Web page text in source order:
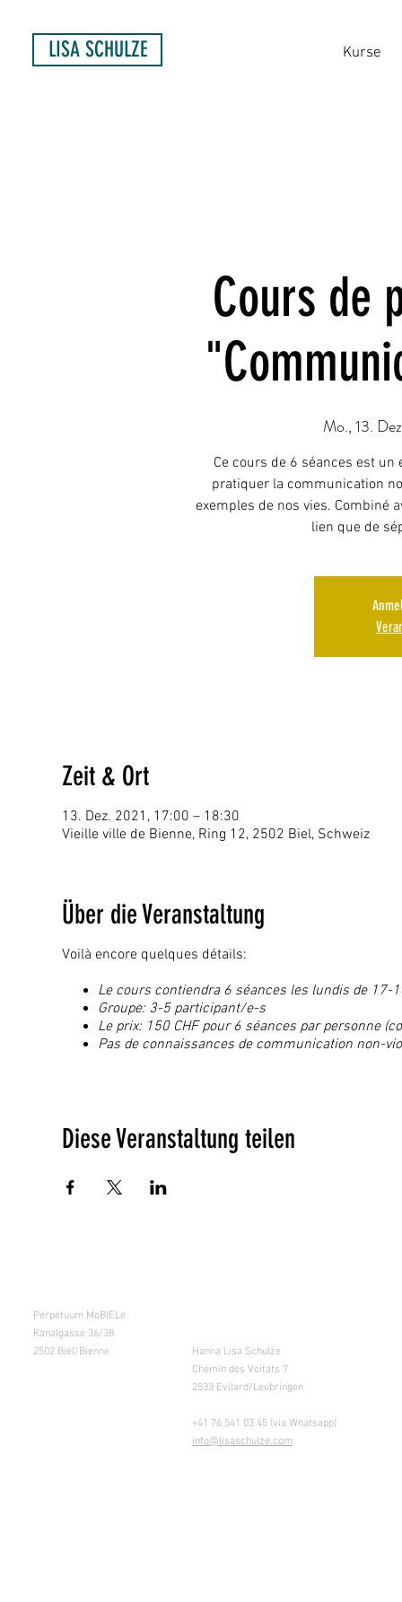
Kurse
LISA SCHULZE
Cours de
Mo., 13.
Ce cours de 6 séances est
pratiquer la communication
exemples de nos vies. Combiné
lien que de
Zeit & Ort
13. Dez. 2021, 17:00 – 18:30
Vieille ville de Bienne, Ring 12, 2502 Biel, Schweiz
Über die Veranstaltung
Voilà encore quelques détails:
Le cours contiendra 6 séances les lundis de 17-
Groupe: 3-5 participant/e-s
Le prix: 150 CHF pour 6 séances par personne
Pas de connaissances de communication non-
Diese Veranstaltung teilen
Perpetuum MoBIELe
Kanalgasse 36/38
2502 Biel/Bienne
Hanna Lisa Schulze
Chemin des Voitats 7
2533 Evilard/Leubringen
+41 76 541 03 45 (via Whatsapp)
info@lisaschulze.com